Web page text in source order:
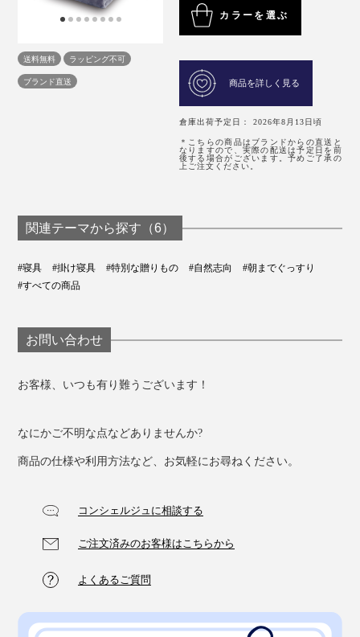
送料無料
ラッピング不可
ブランド直送
カラーを選ぶ
商品を詳しく見る
倉庫出荷予定日： 2026年8月13日頃
＊こちらの商品はブランドからの直送と
なりますので、実際の配送は予定日を前
後する場合がございます。予めご了承の
上ご注文ください。
関連テーマから探す（6）
#寝具 #掛け寝具 #特別な贈りもの #自然志向
#朝までぐっすり
#すべての商品
お問い合わせ
お客様、いつも有り難うございます！
なにかご不明な点などありませんか?
商品の仕様や利用方法など、お気軽にお尋ねください。
コンシェルジュに相談する
ご注文済みのお客様はこちらから
よくあるご質問